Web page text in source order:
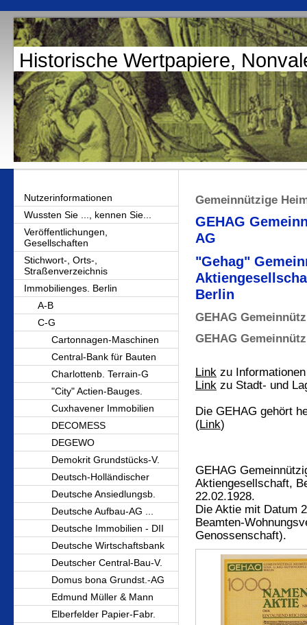
Historische Wertpapiere,
Nutzerinformationen
Wussten Sie ..., kennen Sie...
Veröffentlichungen,
Gesellschaften
Stichwort-, Orts-,
Straßenverzeichnis
Immobilienges. Berlin
A-B
C-G
Cartonnagen-Maschinen
Central-Bank für Bauten
Charlottenb. Terrain-G
"City" Actien-Bauges.
Cuxhavener Immobilien
DECOMESS
DEGEWO
Demokrit Grundstücks-V.
Deutsch-Holländischer
Deutsche Ansiedlungsb.
Deutsche Aufbau-AG ...
Deutsche Immobilien - DII
Deutsche Wirtschaftsbank
Deutscher Central-Bau-V.
Domus bona Grundst.-AG
Edmund Müller & Mann
Elberfelder Papier-Fabr.
Gemeinnützige
GEHAG
AG
"Gehag"
Berlin
GEHAG
GEHAG
Link zu
Link zu Stadt- und
Die GEHAG gehört
(Link)
GEHAG
Aktiengesellschaft,
22.02.1928.
Die Aktie mit Datum
Beamten-
Genossenschaft).